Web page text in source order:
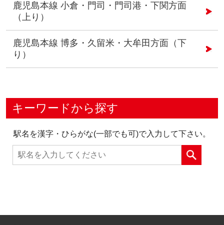
鹿児島本線 小倉・門司・門司港・下関方面
（上り）
鹿児島本線 博多・久留米・大牟田方面（下
り）
キーワードから探す
駅名を漢字・ひらがな(一部でも可)で入力して下さい。